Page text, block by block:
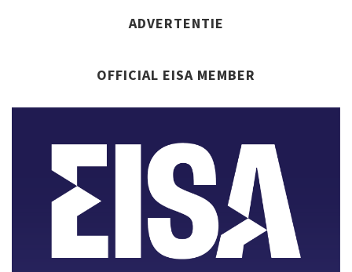
ADVERTENTIE
OFFICIAL EISA MEMBER